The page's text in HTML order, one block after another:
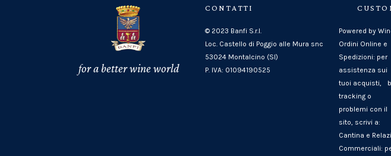
for a better wine world
CONTATTI
© 2023 Banfi S.r.l.
Loc. Castello di Poggio alle Mura snc
53024 Montalcino (SI)
P. IVA: 01094190525
Powered by
Ordini Online e
Spedizioni: per
assistenza sui
tuoi acquisti,
tracking o
problemi con il
sito, scrivi a:
Cantina e
Commerciali: